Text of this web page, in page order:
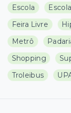
Escola
Feira Livre
Metrô
Shopping
Troleibus